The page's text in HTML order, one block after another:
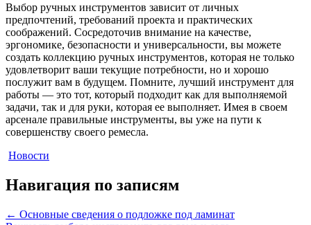
Выбор ручных инструментов зависит от личных
предпочтений, требований проекта и практических
соображений. Сосредоточив внимание на качестве,
эргономике, безопасности и универсальности, вы можете
создать коллекцию ручных инструментов, которая не только
удовлетворит ваши текущие потребности, но и хорошо
послужит вам в будущем. Помните, лучший инструмент для
работы — это тот, который подходит как для выполняемой
задачи, так и для руки, которая ее выполняет. Имея в своем
арсенале правильные инструменты, вы уже на пути к
совершенству своего ремесла.
Новости
Навигация по записям
← Основные сведения о подложке под ламинат